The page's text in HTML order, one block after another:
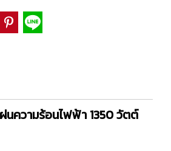
นความร้อนไฟฟ้า 1350 วัตต์